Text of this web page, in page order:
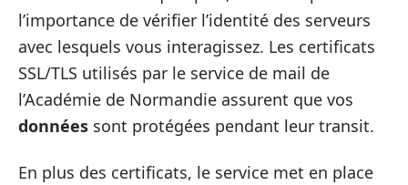
l’importance de vérifier l’identité des serveurs
avec lesquels vous interagissez. Les certificats
SSL/TLS utilisés par le service de mail de
l’Académie de Normandie assurent que vos
données sont protégées pendant leur transit.
En plus des certificats, le service met en place